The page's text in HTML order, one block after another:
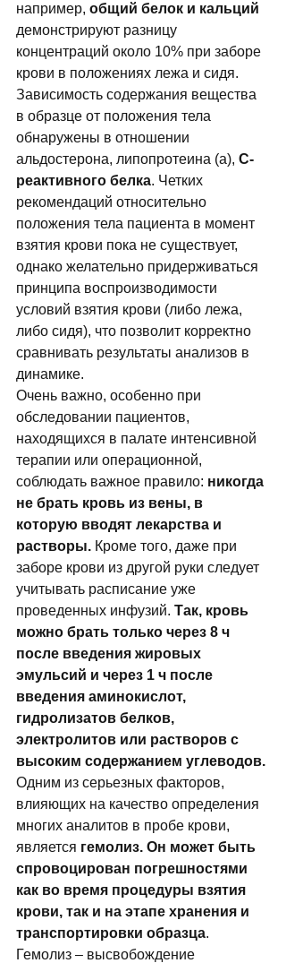
например, общий белок и кальций
демонстрируют разницу
концентраций около 10% при заборе
крови в положениях лежа и сидя.
Зависимость содержания вещества
в образце от положения тела
обнаружены в отношении
альдостерона, липопротеина (а), С-
реактивного белка. Четких
рекомендаций относительно
положения тела пациента в момент
взятия крови пока не существует,
однако желательно придерживаться
принципа воспроизводимости
условий взятия крови (либо лежа,
либо сидя), что позволит корректно
сравнивать результаты анализов в
динамике.
Очень важно, особенно при
обследовании пациентов,
находящихся в палате интенсивной
терапии или операционной,
соблюдать важное правило: никогда
не брать кровь из вены, в
которую вводят лекарства и
растворы. Кроме того, даже при
заборе крови из другой руки следует
учитывать расписание уже
проведенных инфузий. Так, кровь
можно брать только через 8 ч
после введения жировых
эмульсий и через 1 ч после
введения аминокислот,
гидролизатов белков,
электролитов или растворов с
высоким содержанием углеводов.
Одним из серьезных факторов,
влияющих на качество определения
многих аналитов в пробе крови,
является гемолиз. Он может быть
спровоцирован погрешностями
как во время процедуры взятия
крови, так и на этапе хранения и
транспортировки образца.
Гемолиз – высвобождение